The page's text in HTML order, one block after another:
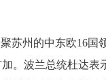
州的中东欧16国
。波兰总统杜达表